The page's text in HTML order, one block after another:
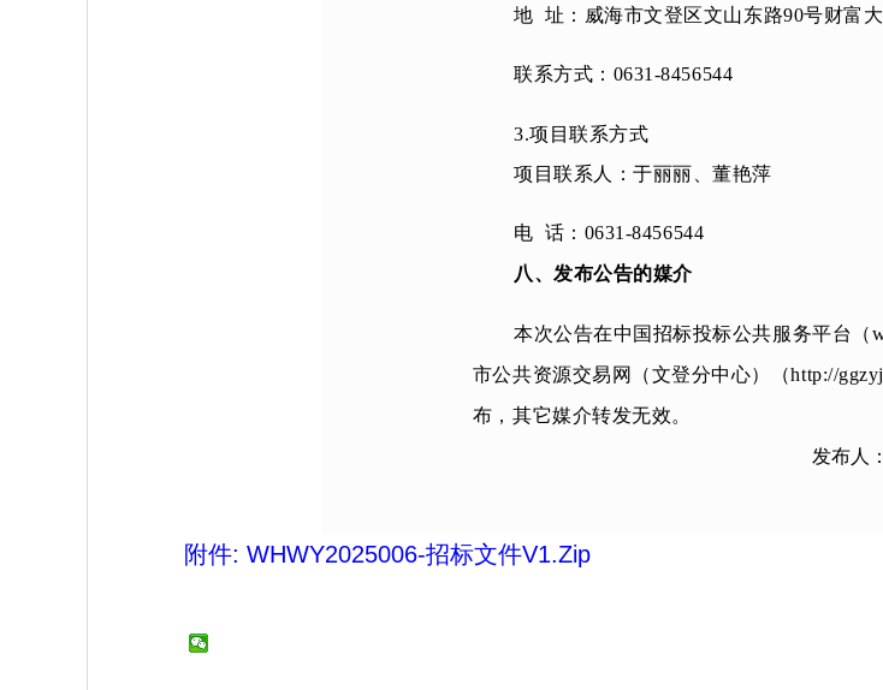
地 址： 威海市文登区文山东路90号财富
联系方式： 0631-8456544
3.项目联系方式
项目联系人：于丽丽、董艳萍
电 话： 0631-8456544
八、发布公告的媒介
本次公告在中国招标投标公共服务平台（
市公共资源交易网（文登分中心）（http://
布，其它媒介转发无效。
发布人
附件: WHWY2025006-招标文件V1.zip